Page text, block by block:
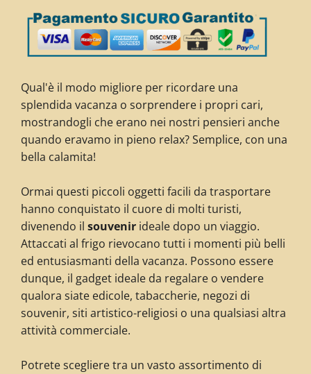
Qual'è il modo migliore per ricordare una
splendida vacanza o sorprendere i propri cari,
mostrandogli che erano nei nostri pensieri anche
quando eravamo in pieno relax? Semplice, con una
bella calamita!
Ormai questi piccoli oggetti facili da trasportare
hanno conquistato il cuore di molti turisti,
divenendo il souvenir ideale dopo un viaggio.
Attaccati al frigo rievocano tutti i momenti più belli
ed entusiasmanti della vacanza. Possono essere
dunque, il gadget ideale da regalare o vendere
qualora siate edicole, tabaccherie, negozi di
souvenir, siti artistico-religiosi o una qualsiasi altra
attività commerciale.
Potrete scegliere tra un vasto assortimento di